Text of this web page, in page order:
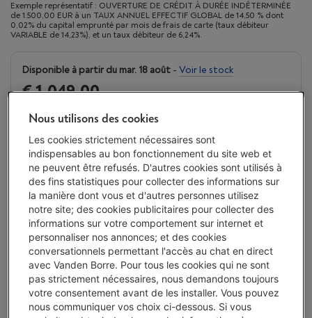
Exemple représentatif : OUVERTURE DE CRÉDIT À DURÉE INDÉTERMINÉE
de 1.500,00 EUR à un TAUX ANNUEL EFFECTIF GLOBAL de 14,50 % dont
0,02% du capital emprunté par mois de frais de carte (taux débiteur
VARIABLE de 14,23%), et un taux débiteur de 6,24%.
Disponible à partir du mar. 18 août - Voir le stock
€ 1.049,00
Ou 24 mensualités de € 46,63 -
Taux débiteur 6,24%, Coût du crédit € 70,12
J'achète
Comparer
Vanden Borre Life Gros électro
Prolongez la durée de vie de vos appareils avec un seul
abonnement
Ce produit serait couvert
10 ans
après votre achat.
Nous utilisons des cookies
Les cookies strictement nécessaires sont
indispensables au bon fonctionnement du site web et
ne peuvent être refusés. D'autres cookies sont utilisés à
des fins statistiques pour collecter des informations sur
la manière dont vous et d'autres personnes utilisez
notre site; des cookies publicitaires pour collecter des
informations sur votre comportement sur internet et
personnaliser nos annonces; et des cookies
conversationnels permettant l'accès au chat en direct
avec Vanden Borre. Pour tous les cookies qui ne sont
pas strictement nécessaires, nous demandons toujours
votre consentement avant de les installer. Vous pouvez
nous communiquer vos choix ci-dessous. Si vous